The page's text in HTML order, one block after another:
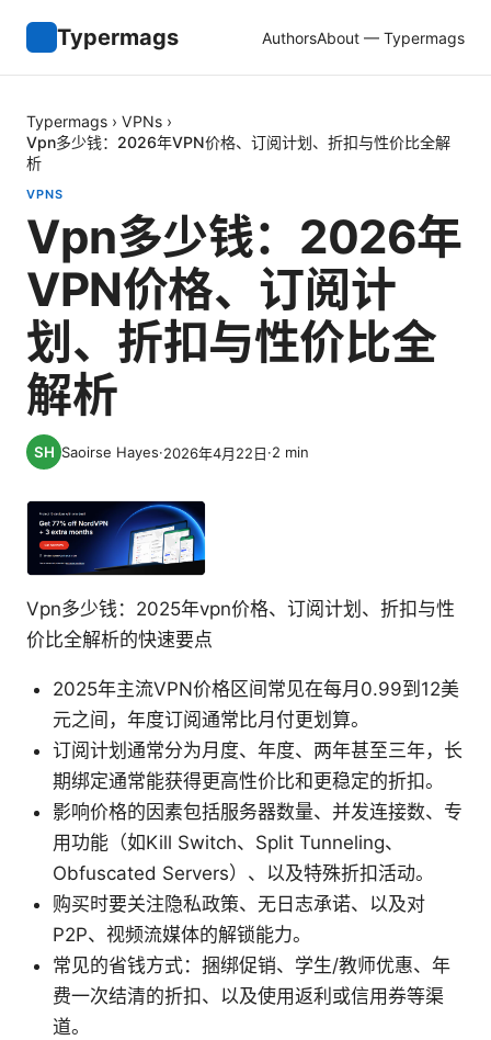
Typermags AuthorsAbout — Typermags
Typermags › VPNs ›
Vpn多少钱：2026年VPN价格、订阅计划、折扣与性价比全解
析
VPNS
Vpn多少钱：2026年
VPN价格、订阅计
划、折扣与性价比全
解析
Saoirse Hayes·2026年4月22日·2 min
Vpn多少钱：2025年vpn价格、订阅计划、折扣与性
价比全解析的快速要点
2025年主流VPN价格区间常见在每月0.99到12美
元之间，年度订阅通常比月付更划算。
订阅计划通常分为月度、年度、两年甚至三年，长
期绑定通常能获得更高性价比和更稳定的折扣。
影响价格的因素包括服务器数量、并发连接数、专
用功能（如Kill Switch、Split Tunneling、
Obfuscated Servers）、以及特殊折扣活动。
购买时要关注隐私政策、无日志承诺、以及对
P2P、视频流媒体的解锁能力。
常见的省钱方式：捆绑促销、学生/教师优惠、年
费一次结清的折扣、以及使用返利或信用券等渠
道。